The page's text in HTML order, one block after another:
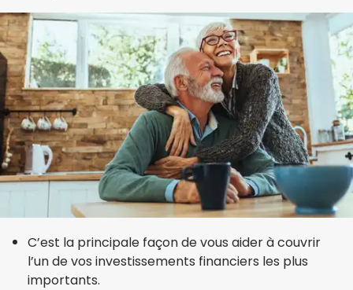
C’est la principale façon de vous aider à couvrir
l’un de vos investissements financiers les plus
importants.